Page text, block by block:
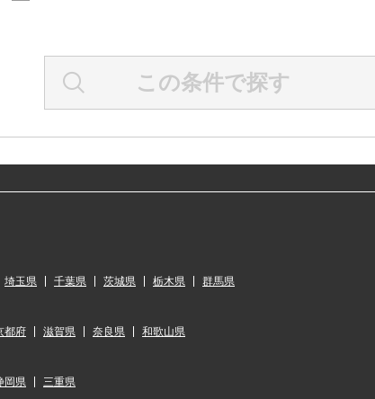
この条件で探す
埼玉県 千葉県 茨城県 栃木県 群馬県
都府 滋賀県 奈良県 和歌山県
岡県 三重県